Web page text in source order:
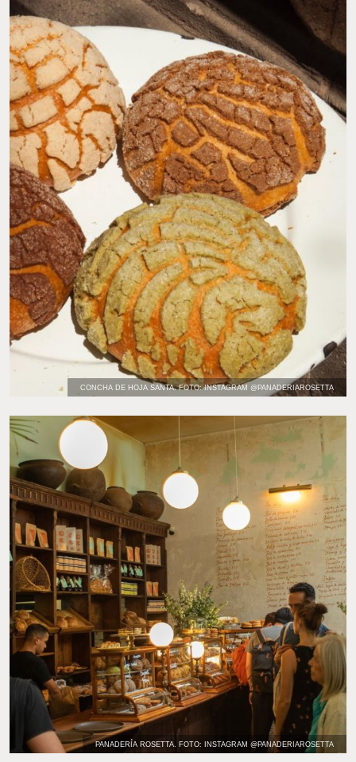
Dirección: Colima 179, Roma Norte
Teléfono: 55 5207 2976
Sitio web:@panaderiarosetta
CONCHA DE HOJA SANTA. FOTO: INSTAGRAM @PANADERIAROSETTA